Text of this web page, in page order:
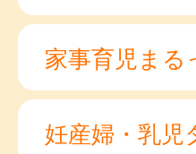
家事育児まる
妊産婦・乳児